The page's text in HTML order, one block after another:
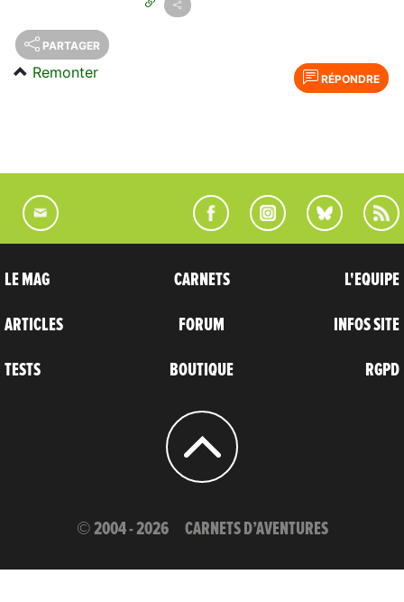
PARTAGER
RÉPONDRE
Remonter
LE MAG
ARTICLES
TESTS
CARNETS
FORUM
BOUTIQUE
L'EQUIPE
INFOS SITE
RGPD
© 2004 - 2026 CARNETS D’AVENTURES